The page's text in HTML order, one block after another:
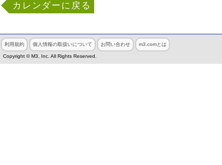
カレンダーに戻る
利用規約 個人情報の取扱いについて お問い合わせ m3.comとは
Copyright © M3, Inc. All Rights Reserved.